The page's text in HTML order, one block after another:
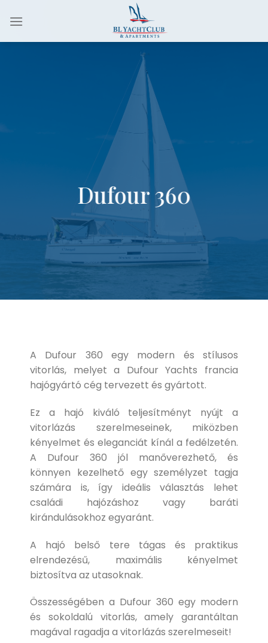
Dufour 360
A Dufour 360 egy modern és stílusos
vitorlás, melyet a Dufour Yachts francia
hajógyártó cég tervezett és gyártott.
Ez a hajó kiváló teljesítményt nyújt a
vitorlázás szerelmeseinek, miközben
kényelmet és eleganciát kínál a fedélzetén.
A Dufour 360 jól manőverezhető, és
könnyen kezelhető egy személyzet tagja
számára is, így ideális választás lehet
családi hajózáshoz vagy baráti
kirándulásokhoz egyaránt.
A hajó belső tere tágas és praktikus
elrendezésű, maximális kényelmet
biztosítva az utasoknak.
Összességében a Dufour 360 egy modern
és sokoldalú vitorlás, amely garantáltan
magával ragadja a vitorlázás szerelmeseit!